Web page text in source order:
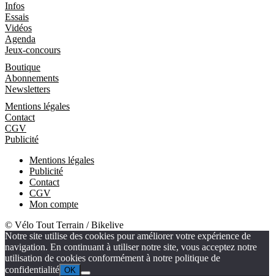
Infos
Essais
Vidéos
Agenda
Jeux-concours
Boutique
Abonnements
Newsletters
Mentions légales
Contact
CGV
Publicité
Mentions légales
Publicité
Contact
CGV
Mon compte
© Vélo Tout Terrain / Bikelive
Notre site utilise des cookies pour améliorer votre expérience de
navigation. En continuant à utiliser notre site, vous acceptez notre
utilisation de cookies conformément à notre politique de
confidentialité OK